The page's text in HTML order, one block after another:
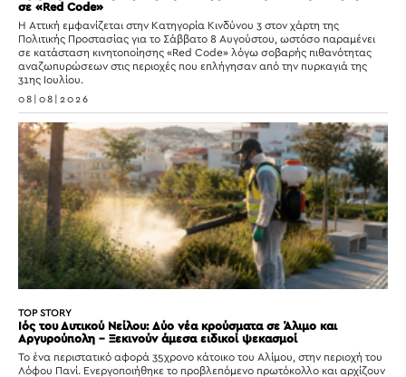
σε «Red Code»
Η Αττική εμφανίζεται στην Κατηγορία Κινδύνου 3 στον χάρτη της
Πολιτικής Προστασίας για το Σάββατο 8 Αυγούστου, ωστόσο παραμένει
σε κατάσταση κινητοποίησης «Red Code» λόγω σοβαρής πιθανότητας
αναζωπυρώσεων στις περιοχές που επλήγησαν από την πυρκαγιά της
31ης Ιουλίου.
08|08|2026
TOP STORY
Ιός του Δυτικού Νείλου: Δύο νέα κρούσματα σε Άλιμο και
Αργυρούπολη – Ξεκινούν άμεσα ειδικοί ψεκασμοί
Το ένα περιστατικό αφορά 35χρονο κάτοικο του Αλίμου, στην περιοχή του
Λόφου Πανί. Ενεργοποιήθηκε το προβλεπόμενο πρωτόκολλο και αρχίζουν